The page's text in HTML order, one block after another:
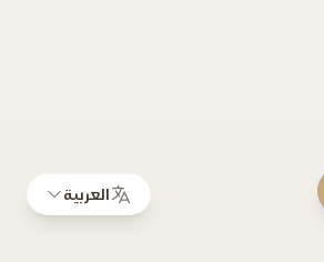
العربية